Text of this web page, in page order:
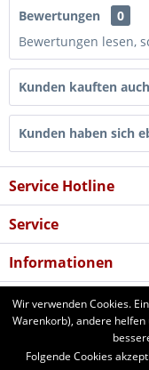
Bewertungen
0
Bewertungen lesen,
Kunden kauften auch
Kunden haben sich
Service Hotline
Service
Informationen
Newsletter
aforst.com - Ihr
Wir verwenden Cookies.
Warenkorb), andere
Folgende Cookies